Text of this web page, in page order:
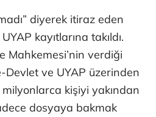
diyerek itiraz eden
kayıtlarına takıldı.
Mahkemesi’nin verdiği
ve UYAP üzerinden
kişiyi yakından
dosyaya bakmak